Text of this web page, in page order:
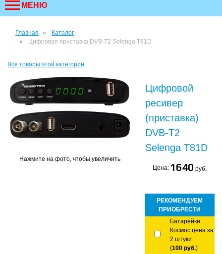
МЕНЮ
Главная
Каталог
Цифровая приставка DVB-T2 Selenga T81D
Все товары этой категории
Нажмите на фото, чтобы увеличить
Цифровой
ресивер
(приставка)
DVB-T2
Selenga T81D
Цена: 1640 руб.
РЕКОМЕНДУЕМ
ПРИОБРЕСТИ
Батарейки
Космос цена за
2 штуки
(100 руб.)